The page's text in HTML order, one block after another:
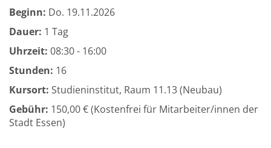
Beginn: Do. 19.11.2026
Dauer: 1 Tag
Uhrzeit: 08:30 - 16:00
Stunden: 16
Kursort: Studieninstitut, Raum 11.13 (Neubau)
Gebühr: 150,00 € (Kostenfrei für Mitarbeiter/innen der
Stadt Essen)